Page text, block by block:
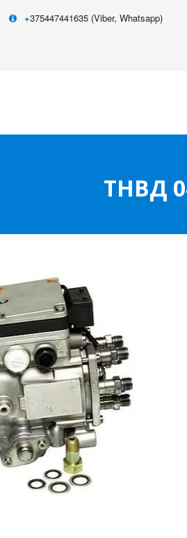
+375447441635 (Viber, Whatsapp)
ТНВД